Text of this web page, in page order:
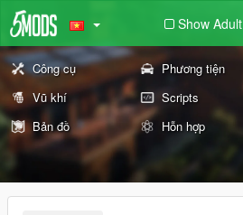
Show Adult
Công cụ Phương tiện
Vũ khí
Scripts
Bản đồ
Hỗn hợp